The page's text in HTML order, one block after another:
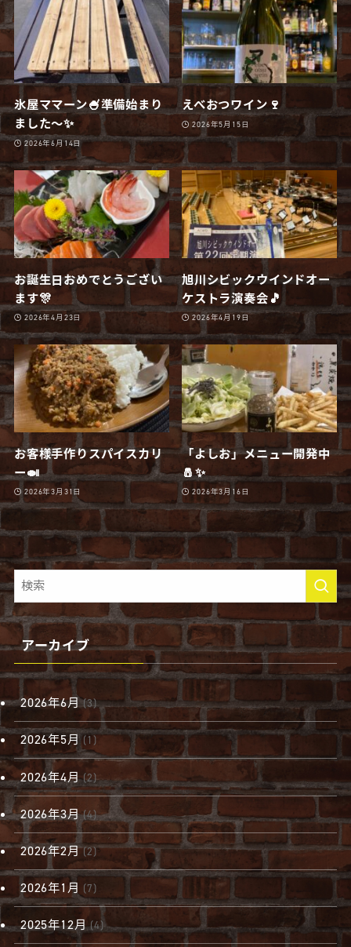
氷屋ママーン🍧準備始まり
ました〜✨
2026年6月14日
えべおつワイン🍷
2026年5月15日
お誕生日おめでとうござい
ます🎊
2026年4月23日
旭川シビックウインドオー
ケストラ演奏会🎵
2026年4月19日
お客様手作りスパイスカリ
ー🍛
2026年3月31日
「よしお」メニュー開発中
🧂✨
2026年3月16日
アーカイブ
2026年6月 (3)
2026年5月 (1)
2026年4月(2)
2026年3月(4)
2026年2月(2)
2026年1月 (7)
2025年12月(4)